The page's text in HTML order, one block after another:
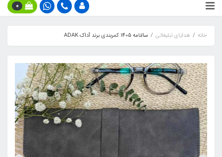
0
خانه هدایای تبلیغاتی سالنامه 1405 کمربندی برند آداک ADAK